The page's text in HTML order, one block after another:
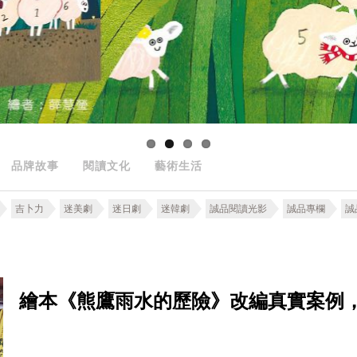
品牌故事 閱讀文化 藝術生活
吉卜力 迷美劇 迷日劇 迷韓劇 誠品閱讀光影 誠品專欄 誠
繪本《熊鷹雨水的歷險》改編真實案例